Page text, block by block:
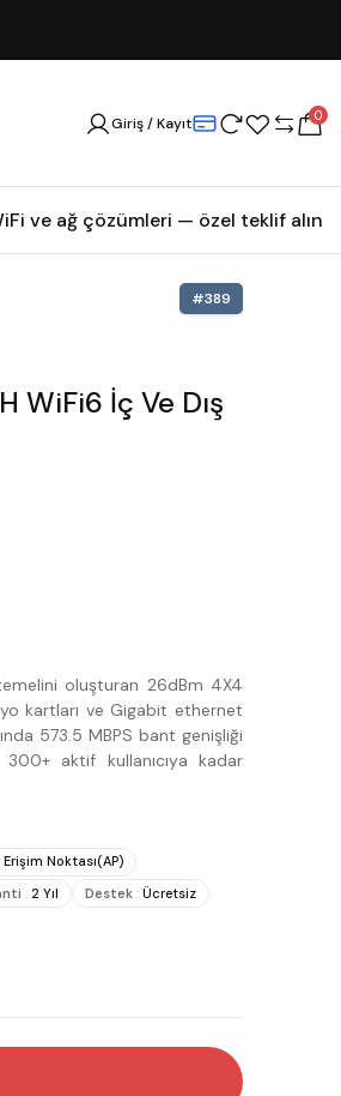
Giriş / Kayıt 0
ve ağ çözümleri — özel teklif alın
#389
WiFi6 İç Ve Dış
oluşturan 26dBm 4X4
kartları ve Gigabit ethernet
573.5 MBPS bant genişliği
aktif kullanıcıya kadar
Erişim Noktası(AP)
: 2 Yıl Destek : Ücretsiz